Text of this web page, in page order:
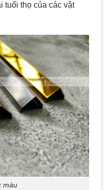
tuổi thọ của các vật
màu